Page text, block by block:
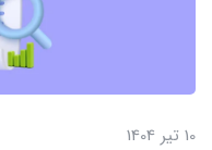
10 تير 1404